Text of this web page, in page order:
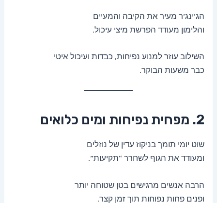
הג’ינג’ר מעיר את הקיבה והמעיים
והלימון מעודד הפרשת מיצי עיכול.
השילוב עוזר למנוע נפיחות, כבדות ועיכול איטי
כבר משעות הבוקר.
2. מפחית נפיחות ומים כלואים
שוט יומי תומך בניקוז עדין של נוזלים
ומעודד את הגוף לשחרר “תקיעות”.
הרבה אנשים מרגישים בטן שטוחה יותר
ופנים פחות נפוחות תוך זמן קצר.